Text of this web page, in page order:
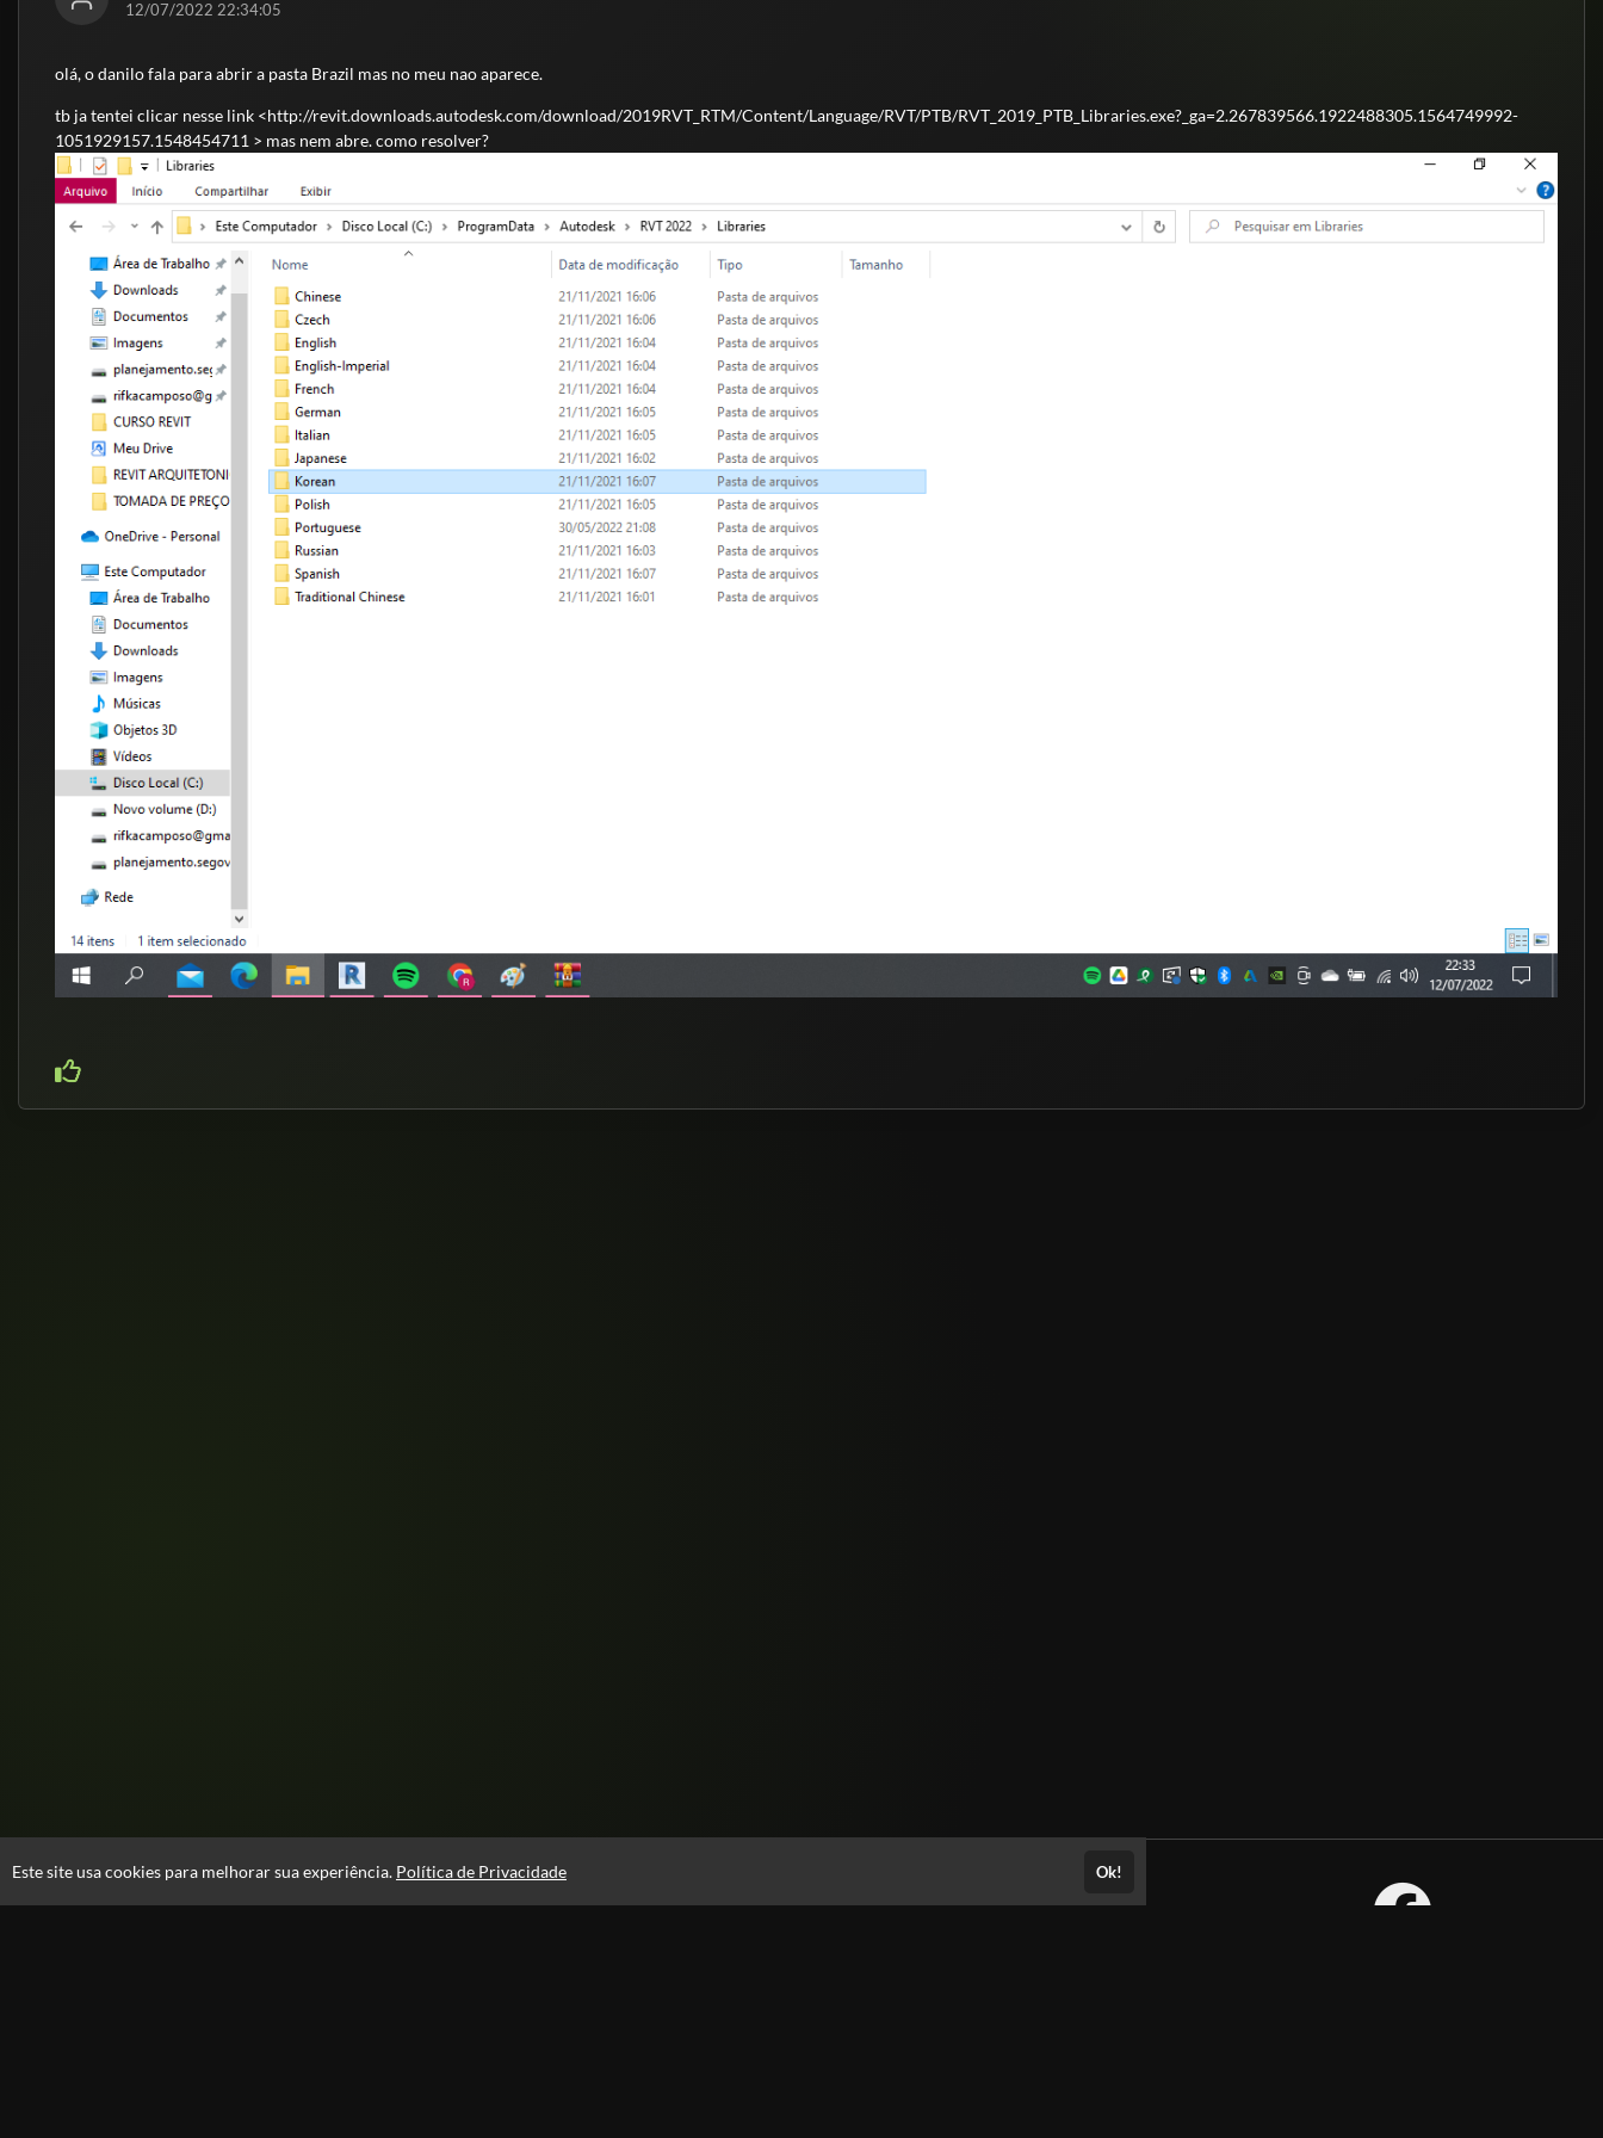
12/07/2022 22:34:05
olá, o danilo fala para abrir a pasta Brazil mas no meu nao aparece.
tb ja tentei clicar nesse link <http://revit.downloads.autodesk.com/download/2019RVT_RTM/Content/Language/RVT/PTB/RVT_2019_PTB_Libraries.exe?_ga=2.267839566.1922488305.1564749992-
1051929157.1548454711 > mas nem abre. como resolver?
Este site usa cookies para melhorar sua experiência. Política de Privacidade Ok!